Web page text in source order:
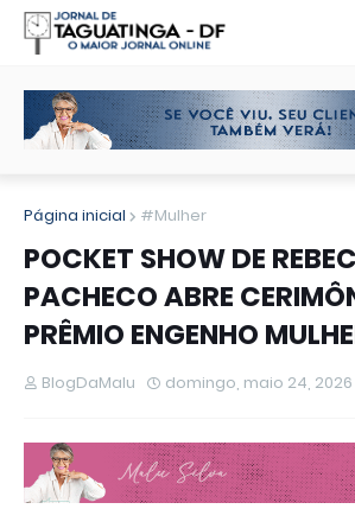
Página inicial #Mulher
POCKET SHOW DE
PACHECO ABRE
PRÊMIO ENGENHO
BlogDaMalu domingo, maio 24, 2026